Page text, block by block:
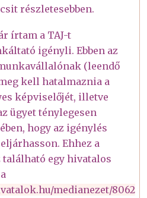
részletesebben.
írtam a TAJ-t
igényli. Ebben az
(leendő
kell hatalmaznia a
képviselőjét, illetve
ügyet ténylegesen
hogy az igénylés
Ehhez a
egy hivatalos
medianezet/8062